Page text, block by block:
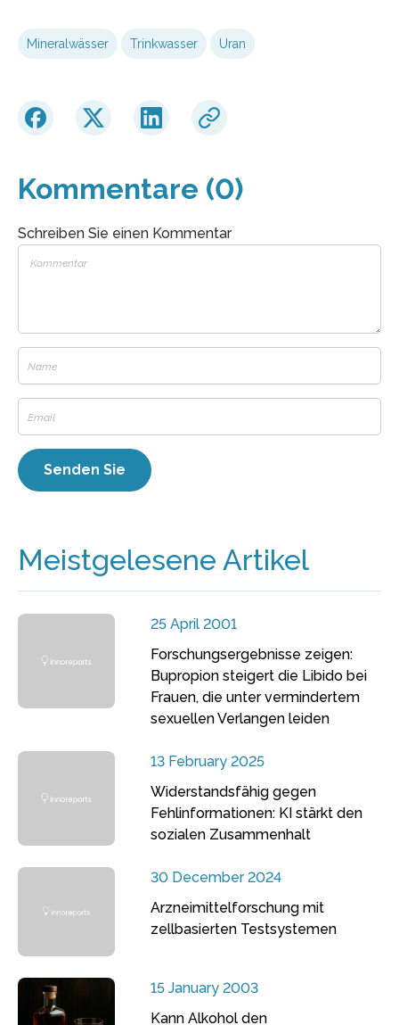
Mineralwässer Trinkwasser Uran
Kommentare (0)
Schreiben Sie einen Kommentar
Meistgelesene Artikel
25 April 2001
Forschungsergebnisse zeigen:
Bupropion steigert die Libido bei
Frauen, die unter vermindertem
sexuellen Verlangen leiden
13 February 2025
Widerstandsfähig gegen
Fehlinformationen: KI stärkt den
sozialen Zusammenhalt
30 December 2024
Arzneimittelforschung mit
zellbasierten Testsystemen
15 January 2003
Kann Alkohol den